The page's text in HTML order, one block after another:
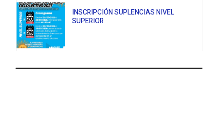
INSCRIPCIÓN SUPLENCIAS NIVEL
SUPERIOR